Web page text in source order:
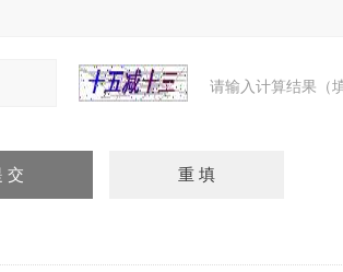
请输入计算结果（